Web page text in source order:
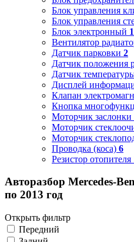
Блок управления
Блок управления
Блок электронный
Вентилятор
Датчик парковки 2
Датчик положения
Датчик
Дисплей
Клапан
Кнопка
Моторчик заслонки
Моторчик
Моторчик
Проводка (коса) 6
Резистор отопителя
Авторазбор Mercedes-
по 2013 год
Открыть фильтр
Передний